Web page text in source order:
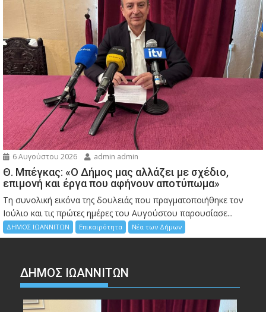
6 Αυγούστου 2026 admin admin
Θ. Μπέγκας: «Ο Δήμος μας αλλάζει με σχέδιο,
επιμονή και έργα που αφήνουν αποτύπωμα»
Τη συνολική εικόνα της δουλειάς που πραγματοποιήθηκε τον
Ιούλιο και τις πρώτες ημέρες του Αυγούστου παρουσίασε...
ΔΗΜΟΣ ΙΩΑΝΝΙΤΩΝ Επικαιρότητα Νέα των Δήμων
ΔΗΜΟΣ ΙΩΑΝΝΙΤΩΝ